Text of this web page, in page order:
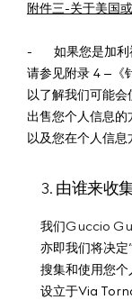
附件三-关于美国
- 如果您是加利福
请参见附录 4 –《
以了解我们可能会
出售您个人信息的
以及您在个人信
3. 由谁来收
我们Guccio
亦即我们将决定
搜集和使用您个
设立于Via